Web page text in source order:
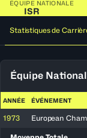
ÉQUIPE NATIONALE
ISR
Statistiques de
Équipe
ANNÉE ÉVÉNEMENT
1973 European